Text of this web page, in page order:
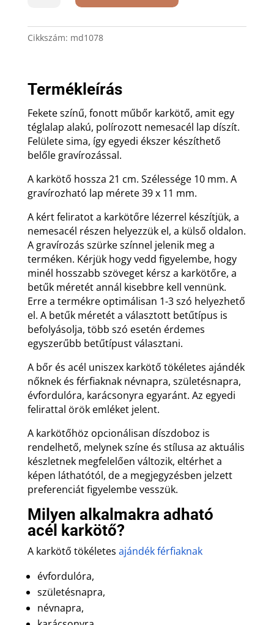
acél
Cikkszám: md1078
Termékleírás
Fekete színű, fonott műbőr karkötő, amit egy
téglalap alakú, polírozott nemesacél lap díszít.
Felülete sima, így egyedi ékszer készíthető
belőle gravírozással.
A karkötő hossza 21 cm. Szélessége 10 mm. A
gravírozható lap mérete 39 x 11 mm.
A kért feliratot a karkötőre lézerrel készítjük, a
nemesacél részen helyezzük el, a külső oldalon.
A gravírozás szürke színnel jelenik meg a
terméken. Kérjük hogy vedd figyelembe, hogy
minél hosszabb szöveget kérsz a karkötőre, a
betűk méretét annál kisebbre kell vennünk.
Erre a termékre optimálisan 1-3 szó helyezhető
el. A betűk méretét a választott betűtípus is
befolyásolja, több szó esetén érdemes
egyszerűbb betűtípust választani.
A bőr és acél uniszex karkötő tökéletes ajándék
nőknek és férfiaknak névnapra, születésnapra,
évfordulóra, karácsonyra egyaránt. Az egyedi
felirattal örök emléket jelent.
A karkötőhöz opcionálisan díszdoboz is
rendelhető, melynek színe és stílusa az aktuális
készletnek megfelelően változik, eltérhet a
képen láthatótól, de a megjegyzésben jelzett
preferenciát figyelembe vesszük.
Milyen alkalmakra adható
acél karkötő?
A karkötő tökéletes ajándék férfiaknak
évfordulóra,
születésnapra,
névnapra,